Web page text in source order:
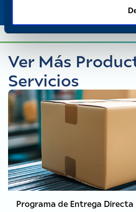
Ver Más
Servicios
Programa de Entrega Directa